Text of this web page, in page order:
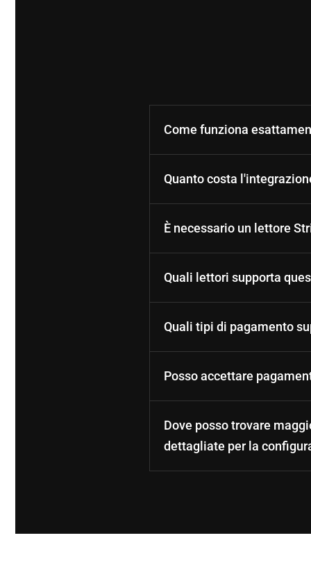
Come funziona
Quanto costa
È necessario un lettore
Quali lettori supporta
Quali tipi di pagamento
Posso accettare
Dove posso trovare
dettagliate per la